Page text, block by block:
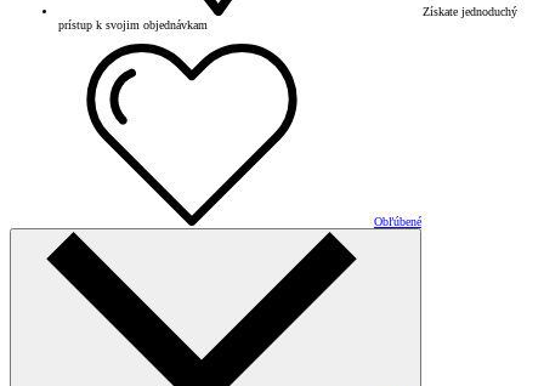
Získate jednoduchý
prístup k svojim objednávkam
Obľúbené